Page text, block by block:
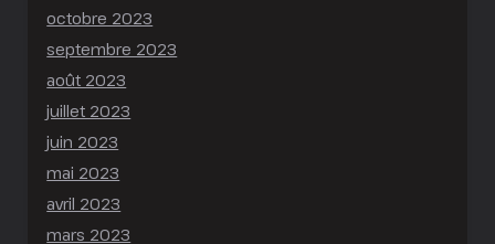
octobre 2023
septembre 2023
août 2023
juillet 2023
juin 2023
mai 2023
avril 2023
mars 2023